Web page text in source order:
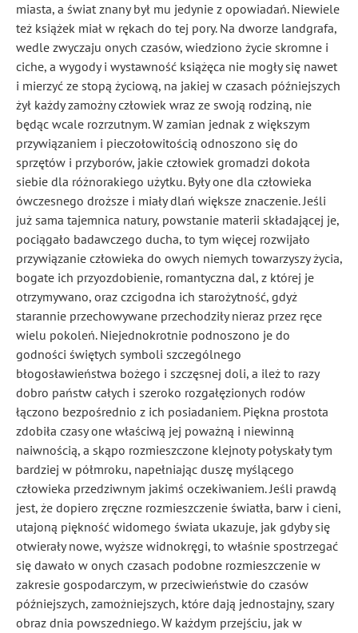
miasta, a świat znany był mu jedynie z opowiadań. Niewiele
też książek miał w rękach do tej pory. Na dworze landgrafa,
wedle zwyczaju onych czasów, wiedziono życie skromne i
ciche, a wygody i wystawność książęca nie mogły się nawet
i mierzyć ze stopą życiową, na jakiej w czasach późniejszych
żył każdy zamożny człowiek wraz ze swoją rodziną, nie
będąc wcale rozrzutnym. W zamian jednak z większym
przywiązaniem i pieczołowitością odnoszono się do
sprzętów i przyborów, jakie człowiek gromadzi dokoła
siebie dla różnorakiego użytku. Były one dla człowieka
ówczesnego droższe i miały dlań większe znaczenie. Jeśli
już sama tajemnica natury, powstanie materii składającej je,
pociągało badawczego ducha, to tym więcej rozwijało
przywiązanie człowieka do owych niemych towarzyszy życia,
bogate ich przyozdobienie, romantyczna dal, z której je
otrzymywano, oraz czcigodna ich starożytność, gdyż
starannie przechowywane przechodziły nieraz przez ręce
wielu pokoleń. Niejednokrotnie podnoszono je do
godności świętych symboli szczególnego
błogosławieństwa bożego i szczęsnej doli, a ileż to razy
dobro państw całych i szeroko rozgałęzionych rodów
łączono bezpośrednio z ich posiadaniem. Piękna prostota
zdobiła czasy one właściwą jej poważną i niewinną
naiwnością, a skąpo rozmieszczone klejnoty połyskałytym
bardziej w półmroku, napełniając duszę myślącego
człowieka przedziwnym jakimś oczekiwaniem. Jeśli prawdą
jest, że dopiero zręczne rozmieszczenie światła, barw i cieni,
utajoną piękność widomego świata ukazuje, jak gdyby się
otwierały nowe, wyższe widnokręgi, to właśnie spostrzegać
się dawało w onych czasach podobne rozmieszczenie w
zakresie gospodarczym, w przeciwieństwie do czasów
późniejszych, zamożniejszych, które dają jednostajny, szary
obraz dnia powszedniego. W każdym przejściu, jak w